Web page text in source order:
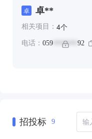
卓 卓**
相关项目： 4个
电话： 059 ******* 92
招投标 9